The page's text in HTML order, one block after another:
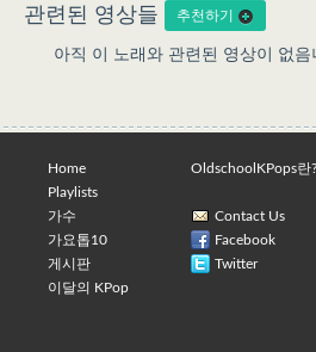
관련된 영상들 추천하기
아직 이 노래와 관련된 영상이 없
Home
Playlists
가수
가요톱10
게시판
이달의 KPop
OldschoolKPops란?
Contact Us
Facebook
Twitter